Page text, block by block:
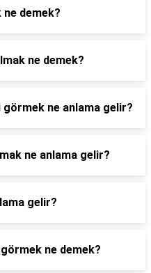
ne demek?
ne demek?
ne anlama gelir?
ne anlama gelir?
gelir?
görmek ne demek?